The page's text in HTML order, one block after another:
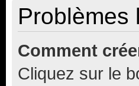
Problèmes
Comment
Cliquez sur le